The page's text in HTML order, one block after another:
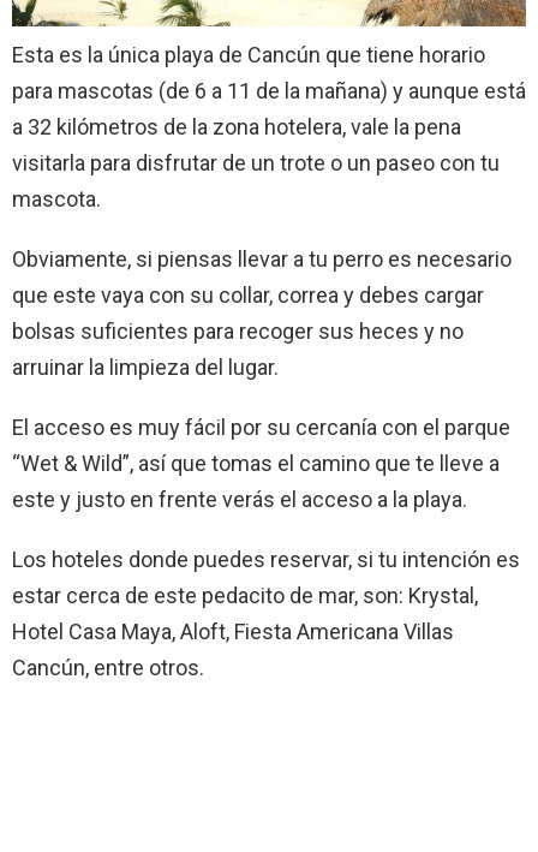
Esta es la única playa de Cancún que tiene horario
para mascotas (de 6 a 11 de la mañana) y aunque está
a 32 kilómetros de la zona hotelera, vale la pena
visitarla para disfrutar de un trote o un paseo con tu
mascota.
Obviamente, si piensas llevar a tu perro es necesario
que este vaya con su collar, correa y debes cargar
bolsas suficientes para recoger sus heces y no
arruinar la limpieza del lugar.
El acceso es muy fácil por su cercanía con el parque
“Wet & Wild”, así que tomas el camino que te lleve a
este y justo en frente verás el acceso a la playa.
Los hoteles donde puedes reservar, si tu intención es
estar cerca de este pedacito de mar, son: Krystal,
Hotel Casa Maya, Aloft, Fiesta Americana Villas
Cancún, entre otros.